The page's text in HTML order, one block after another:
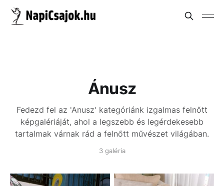
Ánusz
Fedezd fel az 'Anusz' kategóriánk izgalmas felnőtt
képgalériáját, ahol a legszebb és legérdekesebb
tartalmak várnak rád a felnőtt művészet világában.
3 galéria